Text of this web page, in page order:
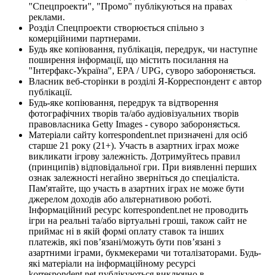
"Спецпроекти", "Промо" публікуються на правах
реклами.
Розділ Спецпроекти створюється спільно з
комерційними партнерами.
Будь яке копіювання, публікація, передрук, чи наступне
поширення інформації, що містить посилання на
"Інтерфакс-Україна", EPA / UPG, суворо забороняється.
Власник веб-сторінки в розділі Я-Корреспондент є автор
публікації.
Будь-яке копіювання, передрук та відтворення
фотографічних творів та/або аудіовізуальних творів
правовласника Getty Images - суворо забороняється.
Матеріали сайту korrespondent.net призначені для осіб
старше 21 року (21+). Участь в азартних іграх може
викликати ігрову залежність. Дотримуйтесь правил
(принципів) відповідальної гри. При виявленні перших
ознак залежності негайно зверніться до спеціаліста.
Пам'ятайте, що участь в азартних іграх не може бути
джерелом доходів або альтернативою роботі.
Інформаційний ресурс korrespondent.net не проводить
ігри на реальні та/або віртуальні гроші, також сайт не
приймає ні в якій формі оплату ставок та інших
платежів, які пов’язані/можуть бути пов’язані з
азартними іграми, букмекерами чи тоталізаторами. Будь-
які матеріали на інформаційному ресурсі